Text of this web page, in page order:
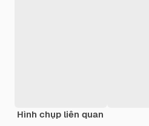
Hình chụp liên quan